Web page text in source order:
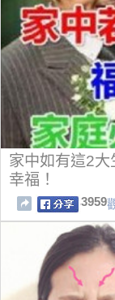
家中如有這2
幸福！
3959